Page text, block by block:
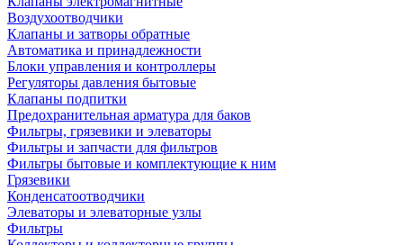
Воздухоотводчики
Клапаны и затворы обратные
Автоматика и принадлежности
Блоки управления и контроллеры
Регуляторы давления бытовые
Клапаны подпитки
Предохранительная арматура для баков
Фильтры, грязевики и элеваторы
Фильтры и запчасти для фильтров
Фильтры бытовые и комплектующие к ним
Грязевики
Конденсатоотводчики
Элеваторы и элеваторные узлы
Фильтры